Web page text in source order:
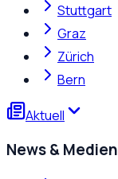
Stuttgart
Graz
Zürich
Bern
Aktuell
News & Medien